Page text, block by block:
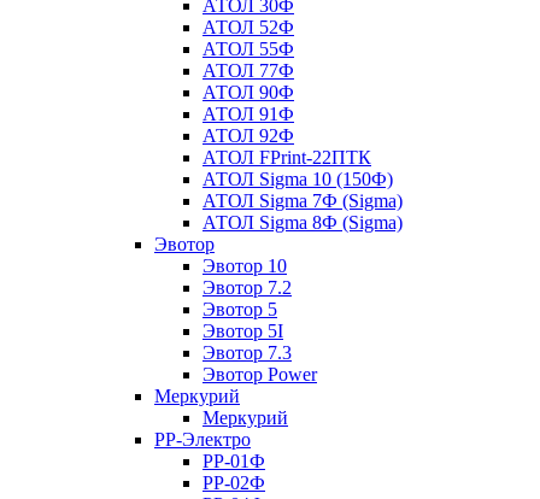
АТОЛ 30Ф
АТОЛ 52Ф
АТОЛ 55Ф
АТОЛ 77Ф
АТОЛ 90Ф
АТОЛ 91Ф
АТОЛ 92Ф
АТОЛ FPrint-22ПТК
АТОЛ Sigma 10 (150Ф)
АТОЛ Sigma 7Ф (Sigma)
АТОЛ Sigma 8Ф (Sigma)
Эвотор
Эвотор 10
Эвотор 7.2
Эвотор 5
Эвотор 5I
Эвотор 7.3
Эвотор Power
Меркурий
Меркурий
РР-Электро
РР-01Ф
РР-02Ф